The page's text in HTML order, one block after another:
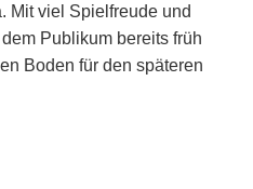
Mit viel Spielfreude und
Publikum bereits früh
Boden für den späteren